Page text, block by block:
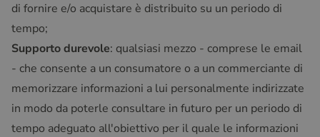
di fornire e/o acquistare è distribuito su un periodo di
tempo;
Supporto durevole: qualsiasi mezzo - comprese le email
- che consente a un consumatore o a un commerciante di
memorizzare informazioni a lui personalmente indirizzate
in modo da poterle consultare in futuro per un periodo di
tempo adeguato all'obiettivo per il quale le informazioni